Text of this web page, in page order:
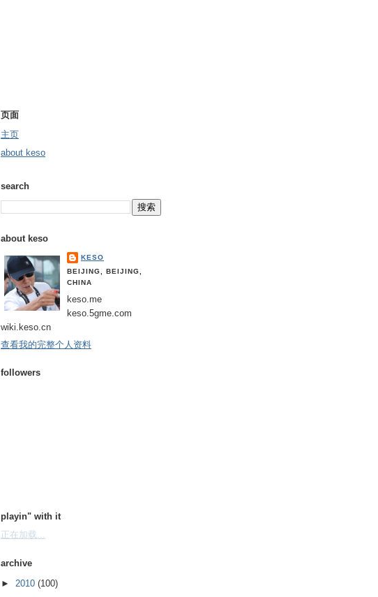
页面
主页
about keso
search
about keso
KESO
BEIJING, BEIJING,
CHINA
keso.me
keso.5gme.com
wiki.keso.cn
查看我的完整个人资料
followers
playin" with it
正在加载...
archive
► 2010 (100)